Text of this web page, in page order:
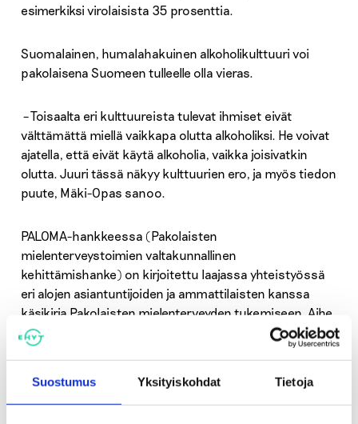
Suostumus Yksityiskohdat Tietoja
esimerkiksi virolaisista 35 prosenttia.
Suomalainen, humalahakuinen alkoholikulttuuri voi
pakolaisena Suomeen tulleelle olla vieras.
– Toisaalta eri kulttuureista tulevat ihmiset eivät
välttämättä miellä vaikkapa olutta alkoholiksi. He voivat
ajatella, että eivät käytä alkoholia, vaikka joisivatkin
olutta. Juuri tässä näkyy kulttuurien ero, ja myös tiedon
puute, Mäki-Opas sanoo.
PALOMA-hankkeessa (Pakolaisten
mielenterveystoimien valtakunnallinen
kehittämishanke) on kirjoitettu laajassa yhteistyössä
eri alojen asiantuntijoiden ja ammattilaisten kanssa
käsikirja Pakolaisten mielenterveyden tukemiseen. Aihe
on esillä sosiaali- ja terveysalan ammattilaisten
seminaaritapahtumassa Päihdepäivillä 16. toukokuuta.
– Pakolaistaustaisten ihmisten mielenterveys- ja